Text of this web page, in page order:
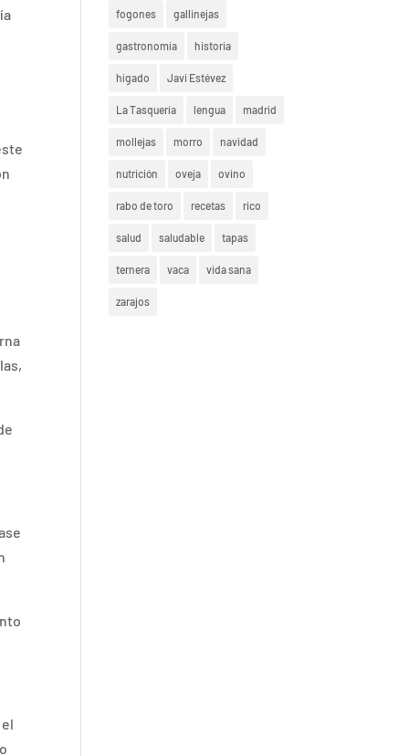
fogones gallinejas
gastronomía historia
hígado Javi Estévez
La Tasquería lengua madrid
mollejas morro navidad
nutrición oveja ovino
rabo de toro recetas rico
salud saludable tapas
ternera vaca vida sana
zarajos